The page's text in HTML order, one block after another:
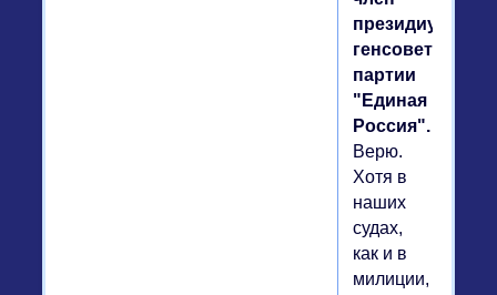
президиума
генсовета
партии
"Единая
Россия".
Верю.
Хотя в
наших
судах,
как и в
милиции,